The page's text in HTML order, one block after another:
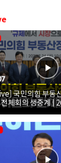
국민의힘 부동
체회의 생중계 |